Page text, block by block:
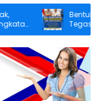
Bentuk
Tegaskan
Sukarela Tidak